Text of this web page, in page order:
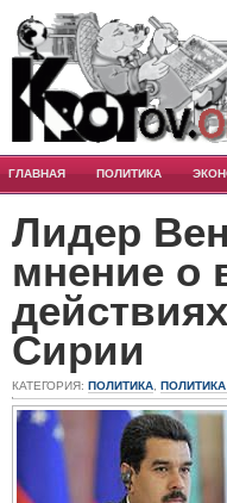
ГЛАВНАЯ ПОЛИТИКА
Лидер
мнение о
Сирии
КАТЕГОРИЯ: ПОЛИТИКА